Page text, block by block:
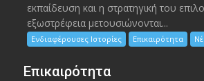
εκπαίδευση και η στρατηγική του
εξωστρέφεια μετουσιώνονται...
Ενδιαφέρουσες Ιστορίες Επικαιρότητα
Επικαιρότητα